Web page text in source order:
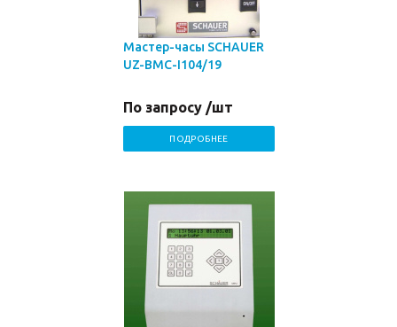
Мастер-часы SCHAUER
UZ-BMC-I104/19
По запросу /шт
ПОДРОБНЕЕ